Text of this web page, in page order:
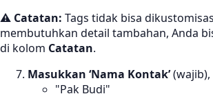
⚠ Catatan: Tags tidak bisa
membutuhkan detail tambahan, Anda
di kolom Catatan.
Masukkan ‘Nama Kontak’(wajib),
"Pak Budi"